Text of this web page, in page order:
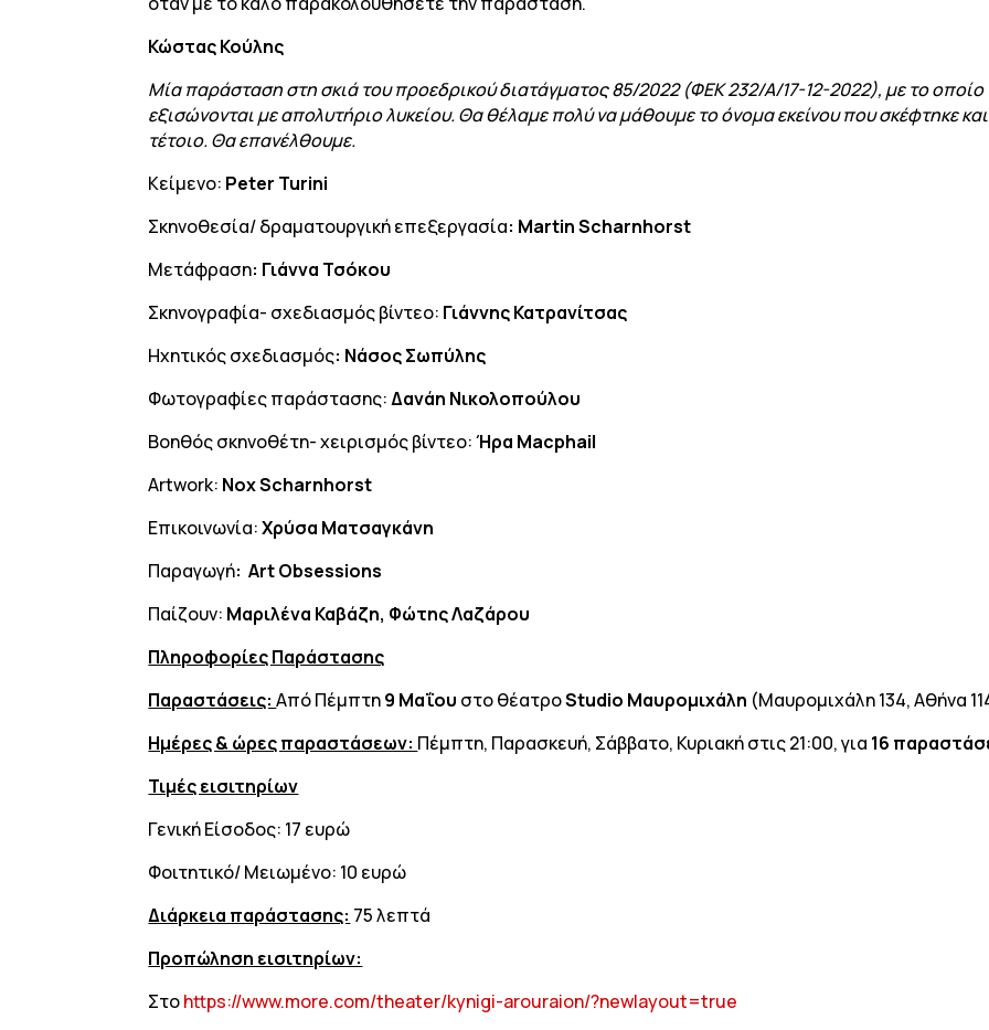
Κώστας Κούλης
Μία παράσταση στη σκιά του προεδρικού διατάγματος 85/2022 (ΦΕΚ 232/Α/17-12-2022), με το οποίο
εξισώνονται με απολυτήριο λυκείου. Θα θέλαμε πολύ να μάθουμε το όνομα εκείνου που σκέφτηκε και
τέτοιο. Θα επανέλθουμε.
Κείμενο: Peter Turini
Σκηνοθεσία/ δραματουργική επεξεργασία: Martin Scharnhorst
Μετάφραση: Γιάννα Τσόκου
Σκηνογραφία- σχεδιασμός βίντεο: Γιάννης Κατρανίτσας
Ηχητικός σχεδιασμός: Νάσος Σωπύλης
Φωτογραφίες παράστασης:Δανάη Νικολοπούλου
Βοηθός σκηνοθέτη- χειρισμός βίντεο:Ήρα Macphail
Artwork: NoxScharnhorst
Επικοινωνία:Χρύσα Ματσαγκάνη
Παραγωγή:ArtObsessions
Παίζουν: Μαριλένα Καβάζη, Φώτης Λαζάρου
Πληροφορίες Παράστασης
Παραστάσεις:Από Πέμπτη9 Μαΐου στο θέατροStudio Μαυρομιχάλη (Μαυρομιχάλη 134, Αθήνα
Ημέρες & ώρες παραστάσεων: Πέμπτη, Παρασκευή, Σάββατο, Κυριακή στις 21:00, για 16
Τιμές εισιτηρίων
Γενική Είσοδος: 17 ευρώ
Φοιτητικό/ Μειωμένο: 10 ευρώ
Διάρκεια παράστασης: 75 λεπτά
Προπώληση εισιτηρίων:
Στοhttps://www.more.com/theater/kynigi-arouraion/?newlayout=true